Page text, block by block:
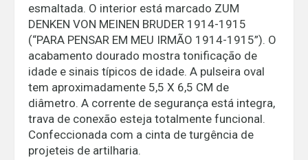
esmaltada. O interior está marcado ZUM
DENKEN VON MEINEN BRUDER 1914-1915
(“PARA PENSAR EM MEU IRMÃO 1914-1915”). O
acabamento dourado mostra tonificação de
idade e sinais típicos de idade. A pulseira oval
tem aproximadamente 5,5 X 6,5 CM de
diâmetro. A corrente de segurança está integra,
trava de conexão esteja totalmente funcional.
Confeccionada com a cinta de turgência de
projeteis de artilharia.